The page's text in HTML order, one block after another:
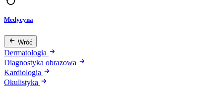
Medycyna
Wróć
Dermatologia
Diagnostyka obrazowa
Kardiologia
Okulistyka